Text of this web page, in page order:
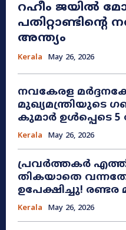
റഹീം ജയിൽ
അന്ത്യം
Kerala May 26, 2026
നവകേരള
മുഖ്യമന്ത്രിയുടെ
കുമാർ ഉൾപ്പെടെ
Kerala May 26, 2026
പ്രവർത്തകർ
തികയാതെ
ഉപേക്ഷിച്ചു! രണ്ടര
Kerala May 26, 2026